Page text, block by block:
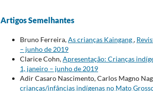
Artigos Semelhantes
Bruno Ferreira,As crianças Kaingang,
– junho de 2019
Clarice Cohn,Apresentação: Crianças
1, janeiro – junho de 2019
Adir Casaro Nascimento, Carlos Magno
crianças/infâncias indígenas no Mato